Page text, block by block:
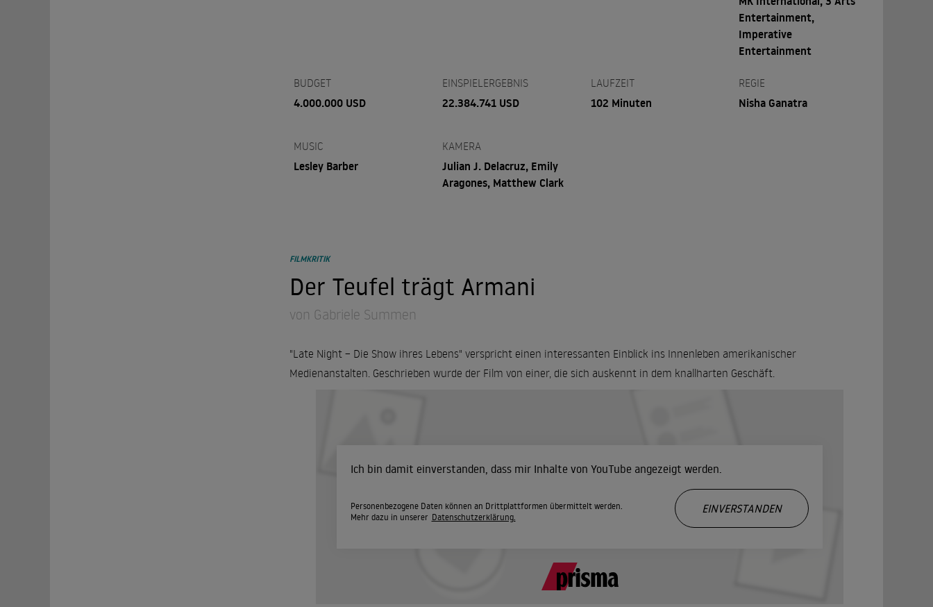
Entertainment,
Imperative
Entertainment
BUDGET
4.000.000 USD
EINSPIELERGEBNIS
22.384.741 USD
LAUFZEIT
102 Minuten
REGIE
Nisha Ganatra
MUSIC
Lesley Barber
KAMERA
Julian J. Delacruz, Emily
Aragones, Matthew Clark
FILMKRITIK
Der Teufel trägt Armani
von Gabriele Summen
"Late Night – Die Show ihres Lebens" verspricht einen interessanten Einblick ins Innenleben amerikanischer
Medienanstalten. Geschrieben wurde der Film von einer, die sich auskennt in dem knallharten Geschäft.
Ich bin damit einverstanden, dass mir Inhalte von YouTube angezeigt werden.
Personenbezogene Daten können an Drittplattformen übermittelt werden.
Mehr dazu in unserer Datenschutzerklärung.
EINVERSTANDEN